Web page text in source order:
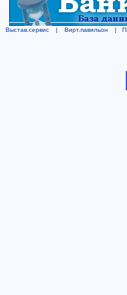
Выстав.сервис | Вирт.павильон |